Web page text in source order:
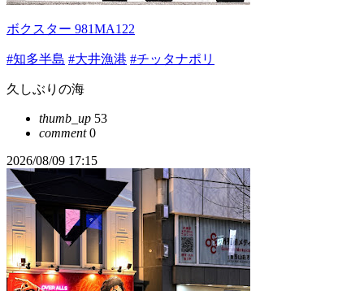
ボクスター 981MA122
#知多半島 #大井漁港 #チッタナポリ
久しぶりの海
thumb_up 53
comment0
2026/08/09 17:15